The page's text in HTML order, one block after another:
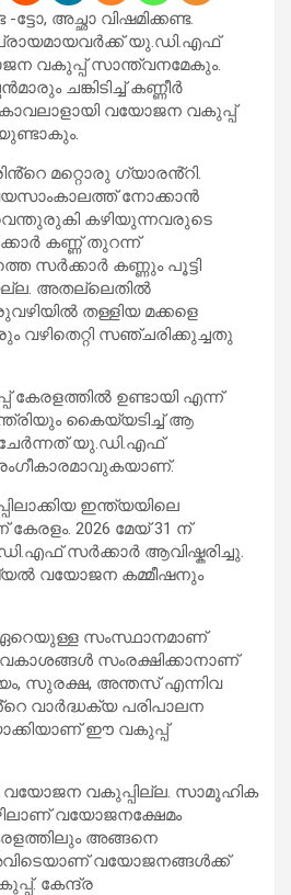
ട്ടോ, അച്ഛാ വിഷമിക്കണ്ട.
യു.ഡി.എഫ്
വകുപ്പ് സാന്ത്വനമേകും.
ചങ്കിടിച്ച് കണ്ണീർ
വയോജന വകുപ്പ്
മറ്റൊരു ഗ്യാരൻ്റി.
നോക്കാൻ
കഴിയുന്നവരുടെ
കണ്ണ് തുറന്ന്
സർക്കാർ കണ്ണും പൂട്ടി
അതല്ലെതിൽ
തള്ളിയ മക്കളെ
വഴിതെറ്റി സഞ്ചരിക്കുച്ചതു
ഉണ്ടായി എന്ന്
കൈയ്യടിച്ച് ആ
യു.ഡി.എഫ്
ഇന്ത്യയിലെ
2026 മേയ് 31 ന്
സർക്കാർ ആവിഷ്കരിച്ചു.
വയോജന കമ്മീഷനും
സംസ്ഥാനമാണ്
സംരക്ഷിക്കാനാണ്
സുരക്ഷ, അന്തസ് എന്നിവ
വാർദ്ധക്യ പരിപാലന
ഈ വകുപ്പ്
വയോജന വകുപ്പില്ല. സാമൂഹിക
വയോജനക്ഷേമം
അങ്ങനെ
വയോജനങ്ങൾക്ക്
കേന്ദ്ര